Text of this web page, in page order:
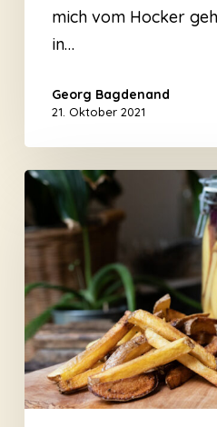
mich vom Hocker
in…
Georg Bagdenand
21. Oktober 2021
Fermentierte
Pommes
–
Das
Rezept
aus
der
Heimatküche